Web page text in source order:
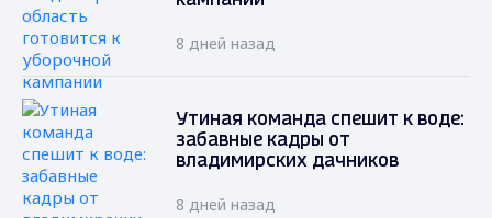
8 дней назад
Утиная команда спешит к воде:
забавные кадры от
владимирских дачников
8 дней назад